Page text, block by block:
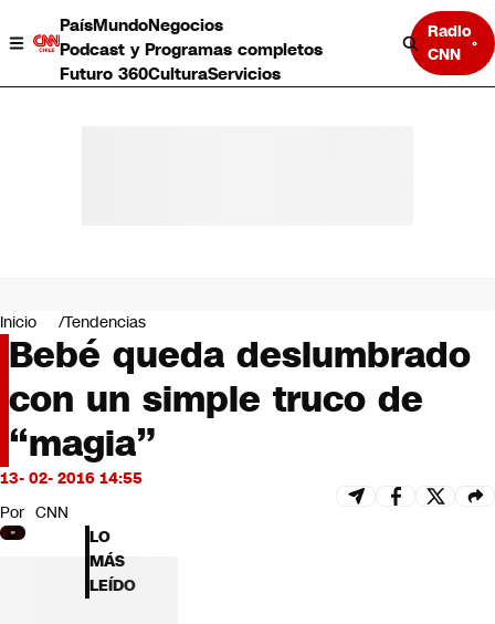
PaísMundoNegocios
Podcast y Programas completos
Futuro 360CulturaServicios
Radio
CNN
Negocios
Deportes
Programas completos
Cultura
Servicios
Bits
CNN Data
CNN tiempo
Futuro 360
Opinión
Inicio Tendencias
Bebé queda deslumbrado
con un simple truco de
“magia”
13- 02- 2016 14:55
Por CNN
LO
MÁS
LEÍDO